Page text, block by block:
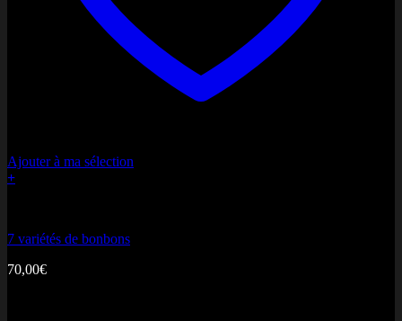
Ajouter à ma sélection
+
7 variétés de bonbons
70,00€